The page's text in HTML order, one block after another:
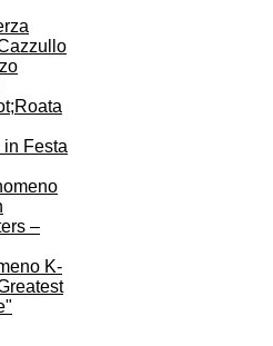
in Festa
K-